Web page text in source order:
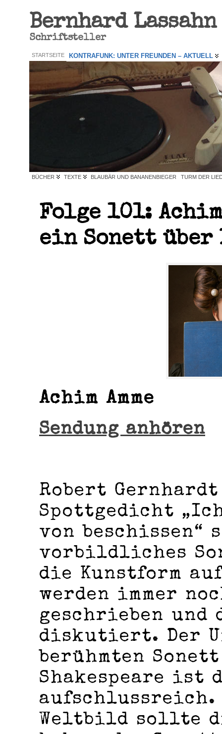
Bernhard Lassahn
Schriftsteller
STARTSEITE KONTRAFUNK: UNTER FREUNDEN – AKTUELL
BÜCHER TEXTE BLAUBÄR UND BANANENBIEGER TURM DER
Folge 101: Achim
ein Sonett über
Achim Amme
Sendung anhören
Robert
Spottgedicht
von beschissen“
vorbildliches
die Kunstform
werden immer
geschrieben und
diskutiert. Der
berühmten
Shakespeare ist
Weltbild sollte